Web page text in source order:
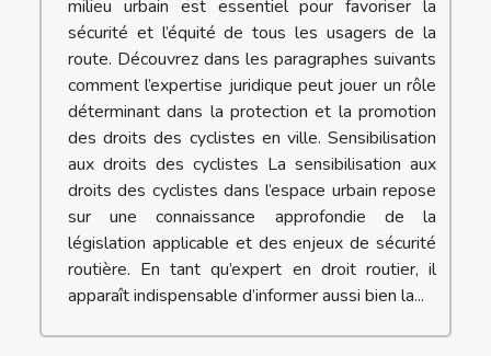
milieu urbain est essentiel pour favoriser la
sécurité et l’équité de tous les usagers de la
route. Découvrez dans les paragraphes suivants
comment l’expertise juridique peut jouer un rôle
déterminant dans la protection et la promotion
des droits des cyclistes en ville. Sensibilisation
aux droits des cyclistes La sensibilisation aux
droits des cyclistes dans l’espace urbain repose
sur une connaissance approfondie de la
législation applicable et des enjeux de sécurité
routière. En tant qu’expert en droit routier, il
apparaît indispensable d’informer aussi bien la...